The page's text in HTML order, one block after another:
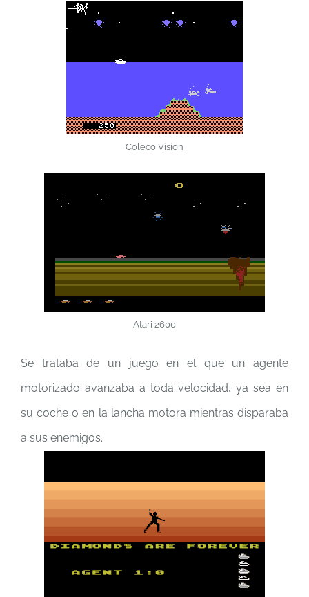
Coleco Vision
Atari 2600
Se trataba de un juego en el que un agente
motorizado avanzaba a toda velocidad, ya sea en
su coche o en la lancha motora mientras disparaba
a sus enemigos.